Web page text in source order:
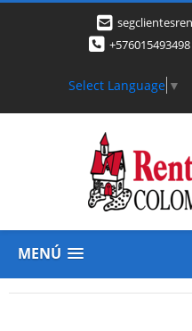
+576015493498
Select Language ▼
MENÚ